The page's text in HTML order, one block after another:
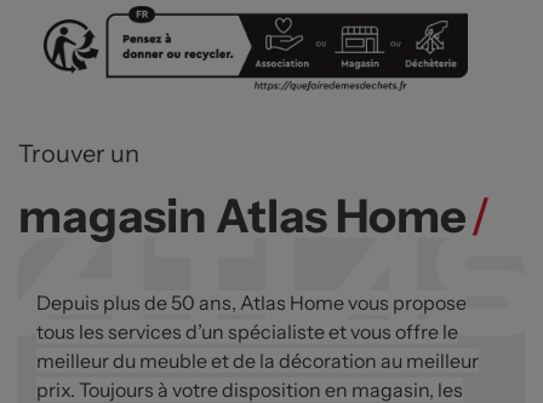
Trouver un
magasin Atlas Home/
Depuis plus de 50 ans, Atlas Home vous propose
tous les services d’un spécialiste et vous offre le
meilleur du meuble et de la décoration au meilleur
prix. Toujours à votre disposition en magasin, les